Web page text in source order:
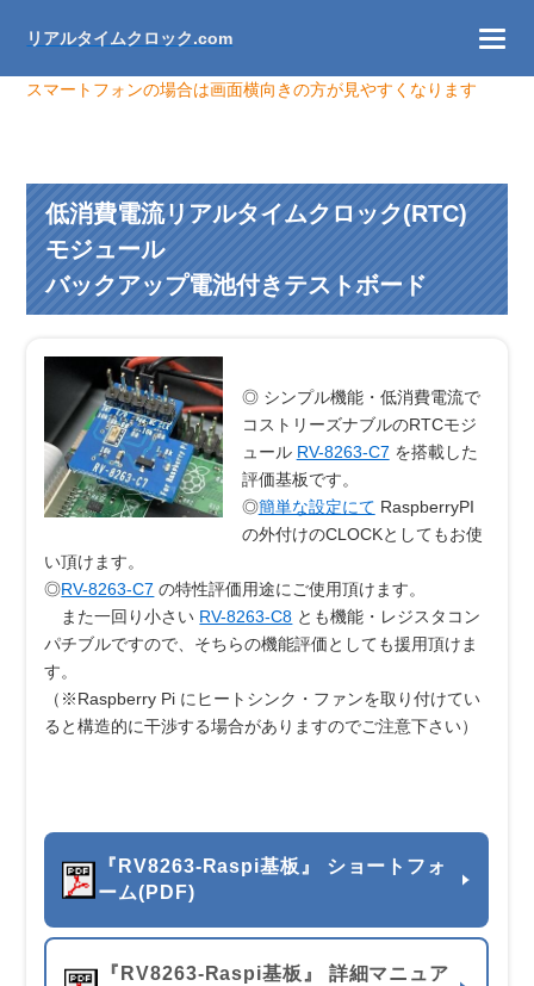
リアルタイムクロック.com
スマートフォンの場合は画面横向きの方が見やすくなります
低消費電流リアルタイムクロック(RTC)
モジュール
バックアップ電池付きテストボード
◎ シンプル機能・低消費電流で
コストリーズナブルのRTCモジ
ュール RV-8263-C7 を搭載した
評価基板です。
◎簡単な設定にて RaspberryPI
の外付けのCLOCKとしてもお使
い頂けます。
◎RV-8263-C7 の特性評価用途にご使用頂けます。
また一回り小さい RV-8263-C8 とも機能・レジスタコン
パチブルですので、そちらの機能評価としても援用頂けま
す。
（※Raspberry Pi にヒートシンク・ファンを取り付けてい
ると構造的に干渉する場合がありますのでご注意下さい）
『RV8263-Raspi基板』 ショートフォ
ーム(PDF)
『RV8263-Raspi基板』 詳細マニュア